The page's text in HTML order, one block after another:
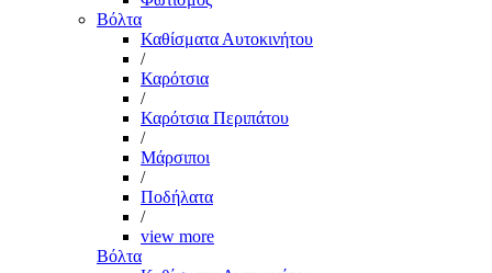
Βόλτα
Καθίσματα Αυτοκινήτου
/
Καρότσια
/
Καρότσια Περιπάτου
/
Μάρσιποι
/
Ποδήλατα
/
view more
Βόλτα